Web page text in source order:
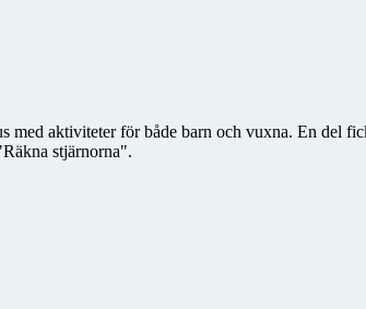
med aktiviteter för både barn och vuxna. En del
stjärnorna".